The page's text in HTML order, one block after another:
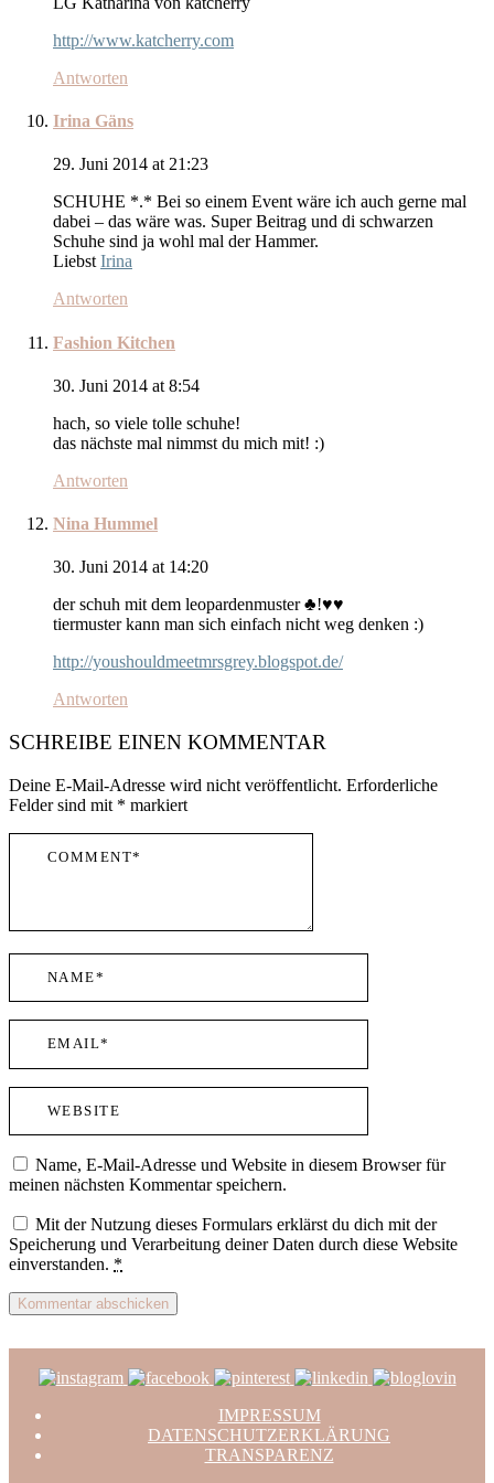
http://www.katcherry.com
Antworten
Irina Gäns
29. Juni 2014 at 21:23
SCHUHE *.* Bei so einem Event wäre ich auch gerne mal
dabei – das wäre was. Super Beitrag und di schwarzen
Schuhe sind ja wohl mal der Hammer.
Liebst Irina
Antworten
Fashion Kitchen
30. Juni 2014 at 8:54
hach, so viele tolle schuhe!
das nächste mal nimmst du mich mit! :)
Antworten
Nina Hummel
30. Juni 2014 at 14:20
der schuh mit dem leopardenmuster ♣!♥♥
tiermuster kann man sich einfach nicht weg denken :)
http://youshouldmeetmrsgrey.blogspot.de/
Antworten
SCHREIBE EINEN KOMMENTAR
Deine E-Mail-Adresse wird nicht veröffentlicht. Erforderliche
Felder sind mit * markiert
Name, E-Mail-Adresse und Website in diesem Browser für
meinen nächsten Kommentar speichern.
Mit der Nutzung dieses Formulars erklärst du dich mit der
Speicherung und Verarbeitung deiner Daten durch diese Website
einverstanden. *
IMPRESSUM
DATENSCHUTZERKLÄRUNG
TRANSPARENZ